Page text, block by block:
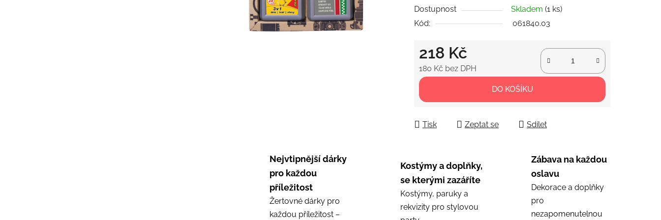
z
5
Dostupnost Skladem (1 ks)
Kód:
061840.03
218 Kč
180 Kč bez DPH
Měrná cena:
DO KOŠÍKU
Tisk Zeptat se Sdílet
Nejvtipnější dárky
pro každou
příležitost
Žertovné dárky pro
každou příležitost –
Kostýmy a doplňky,
se kterými zazáříte
Kostýmy, paruky a
rekvizity pro stylovou
Zábava na každou
oslavu
Dekorace a doplňky
pro
nezapomenutelnou